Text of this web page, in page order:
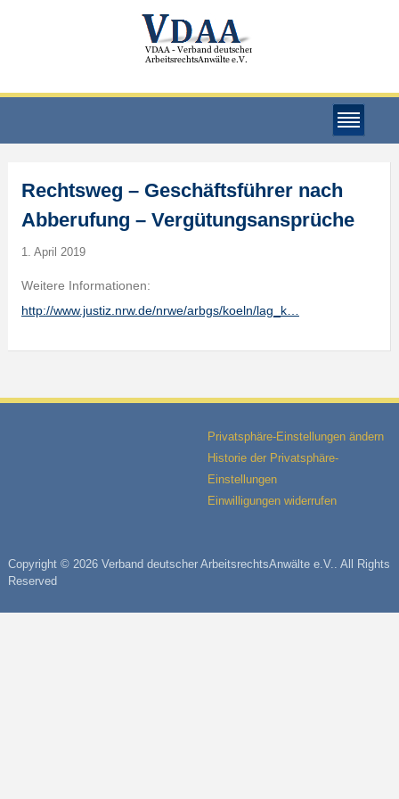
Rechtsweg – Geschäftsführer nach
Abberufung – Vergütungsansprüche
1. April 2019
Weitere Informationen:
http://www.justiz.nrw.de/nrwe/arbgs/koeln/lag_k…
Privatsphäre-Einstellungen ändern
Historie der Privatsphäre-
Einstellungen
Einwilligungen widerrufen
Copyright © 2026 Verband deutscher ArbeitsrechtsAnwälte e.V.. All Rights
Reserved